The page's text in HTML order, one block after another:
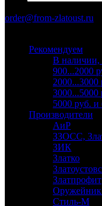
order@from-zlatoust.ru
Рекомендуем
В наличии,
900...2000
2000...3000
3000...5000
5000 руб. и
Производители
АиР
ЗЗОСС,
ЗИК
Златко
Златпрофит
Стиль-М